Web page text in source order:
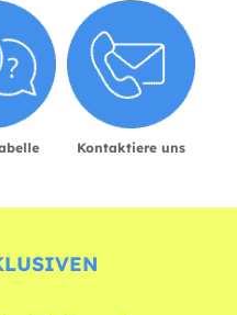
Kontaktiere uns